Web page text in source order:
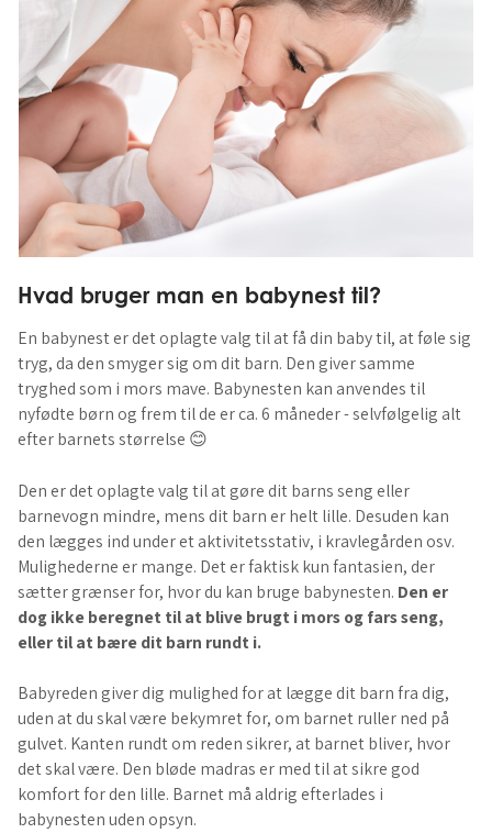
Hvad bruger man en babynest til?
En babynest er det oplagte valg til at få din baby til, at føle sig
tryg, da den smyger sig om dit barn. Den giver samme
tryghed som i mors mave. Babynesten kan anvendes til
nyfødte børn og frem til de er ca. 6 måneder - selvfølgelig alt
efter barnets størrelse 😊
Den er det oplagte valg til at gøre dit barns seng eller
barnevogn mindre, mens dit barn er helt lille. Desuden kan
den lægges ind under et aktivitetsstativ, i kravlegården osv.
Mulighederne er mange. Det er faktisk kun fantasien, der
sætter grænser for, hvor du kan bruge babynesten. Den er
dog ikke beregnet til at blive brugt i mors og fars seng,
eller til at bære dit barn rundt i.
Babyreden giver dig mulighed for at lægge dit barn fra dig,
uden at du skal være bekymret for, om barnet ruller ned på
gulvet. Kanten rundt om reden sikrer, at barnet bliver, hvor
det skal være. Den bløde madras er med til at sikre god
komfort for den lille. Barnet må aldrig efterlades i
babynesten uden opsyn.